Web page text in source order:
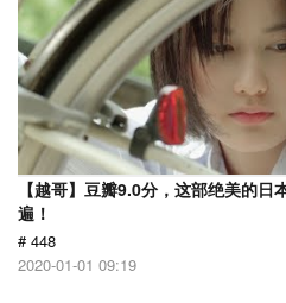
【越哥】豆瓣9.0分，这部绝美的
遍！
# 448
2020-01-01 09:19